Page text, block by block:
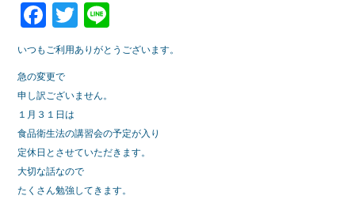
F
a
c
e
b
o
o
k
T
wi
er
n
いつもご利用ありがとうございます。
急の変更で
申し訳ございません。
１月３１日は
食品衛生法の講習会の予定が入り
定休日とさせていただきます。
大切な話なので
たくさん勉強してきます。